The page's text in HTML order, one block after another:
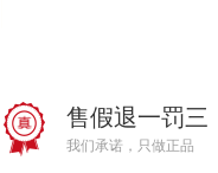
售假退一罚三
我们承诺，只做正品